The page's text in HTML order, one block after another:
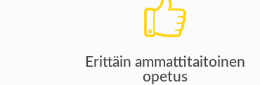
Erittäin ammattitaitoinen
opetus